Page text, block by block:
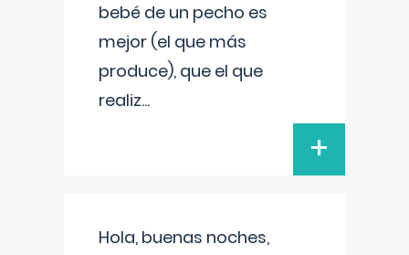
bebé de un pecho es
mejor (el que más
produce), que el que
realiz...
+
Hola, buenas noches,